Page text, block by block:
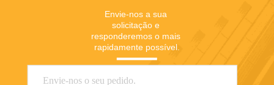
Envie-nos a sua
solicitação e
responderemos o mais
rapidamente possível.